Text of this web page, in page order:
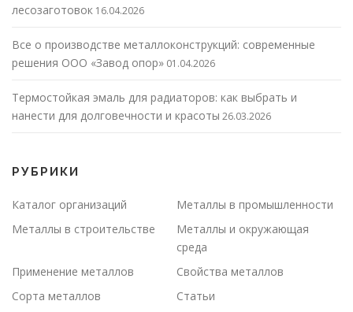
лесозаготовок 16.04.2026
Все о производстве металлоконструкций: современные
решения ООО «Завод опор» 01.04.2026
Термостойкая эмаль для радиаторов: как выбрать и
нанести для долговечности и красоты 26.03.2026
РУБРИКИ
Каталог организаций
Металлы в промышленности
Металлы в строительстве
Металлы и окружающая
среда
Применение металлов
Свойства металлов
Сорта металлов
Статьи